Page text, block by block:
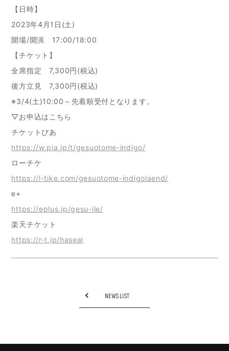
【日時】
2023年4月1日(土)
開場/開演 17:00/18:00
【チケット】
全席指定 7,300円(税込)
後方立見 7,300円(税込)
※3/4(土)10:00～先着順受付となります。
▽お申込はこちら
チケットぴあ
https://w.pia.jp/t/gesuotome-indigo/
ローチケ
https://l-tike.com/gesuotome-indigolaend/
e+
https://eplus.jp/gesu-ile/
楽天チケット
https://r-t.jp/haseai
NEWS LIST